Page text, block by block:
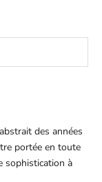
des années
portée en toute
sophistication à